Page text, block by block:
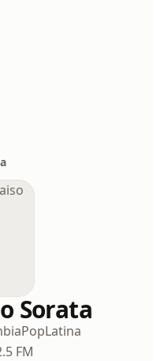
Sorata
PopLatina
FM